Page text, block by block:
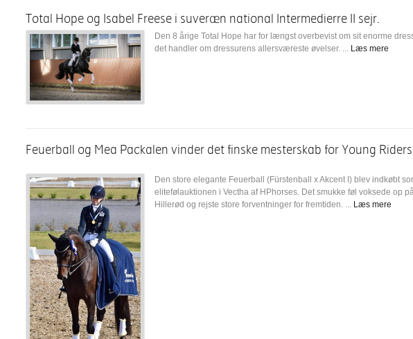
Total Hope og Isabel Freese i suveræn national Intermedierre II sejr.
Den 8 årige Total Hope har for længst overbevist om sit enorme
det handler om dressurens allersværeste øvelser. ... Læs mere
Feuerball og Mea Packalen vinder det finske mesterskab for Young
Den store elegante Feuerball (Fürstenball x Akcent I) blev indkøbt
elitefølauktionen i Vectha af HPhorses. Det smukke føl voksede op
Hillerød og rejste store forventninger for fremtiden. ...
Læs mere